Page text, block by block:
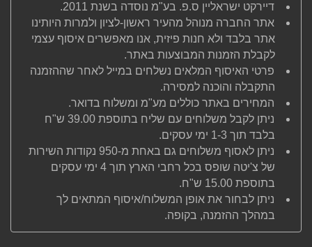
דיירקט ישראליין ס.פ. בע"מ נוסדה בשנת 2011.
אתר החברה מנוהל מהעיר ראשון-לציון ולמרות היותינו
אתר בלבד ולא חנות פיזית, אנו מאפשרים איסוף עצמי
לקבלת הזמנות המבוצעות באתר.
פרטי האיסוף המלאים נשלחים במייל לאחר שההזמנה
התקבלה והוכנה למסירה.
המחירים באתר כוללים מע"מ ומשלוח בדואר.
ניתן לקבל משלוחים עם שליח בתוספת 39.00 ש"ח
בלבד תוך 1-3 ימי עסקים.
ניתן לאסוף משלוחים גם באחת מ-950 נקודות השירות
של צ'יטה שופס בכל רחבי הארץ תוך 4 ימי עסקים
בתוספת 15.00 ש"ח.
ניתן לבחור את אופן המשלוח/איסוף המתאים לך
במהלך ההזמנה, בקופה.